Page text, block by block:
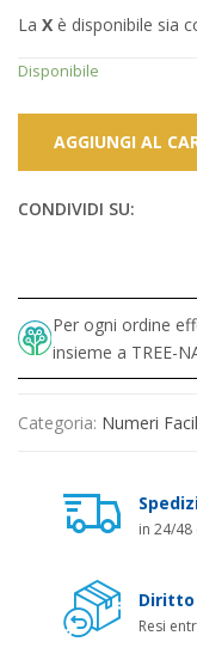
La X è disponibile sia
Disponibile
AGGIUNGI AL
CONDIVIDI SU:
Per ogni ordine
insieme a TREE-
Categoria: Numeri
in 24/
Diritto
Resi